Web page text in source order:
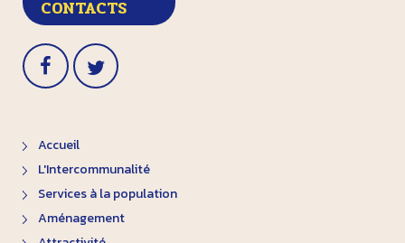
CONTACTS
Accueil
L'Intercommunalité
Services à la population
Aménagement